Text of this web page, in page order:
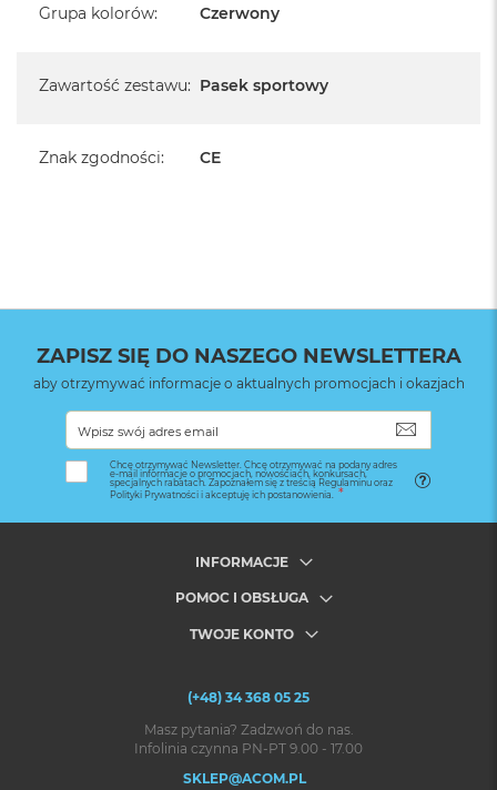
Grupa kolorów: Czerwony
Zawartość zestawu: Pasek sportowy
Znak zgodności: CE
ZAPISZ SIĘ DO NASZEGO NEWSLETTERA
aby otrzymywać informacje o aktualnych promocjach i okazjach
Chcę otrzymywać Newsletter. Chcę otrzymywać na podany adres
e-mail informacje o promocjach, nowościach, konkursach,
specjalnych rabatach. Zapoznałem się z treścią Regulaminu oraz
Polityki Prywatności i akceptuję ich postanowienia.
INFORMACJE
POMOC I OBSŁUGA
TWOJE KONTO
(+48) 34 368 05 25
Masz pytania? Zadzwoń do nas.
Infolinia czynna PN-PT 9.00 - 17.00
SKLEP@ACOM.PL